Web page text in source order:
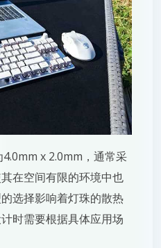
x 2.0mm，通常采
在空间有限的环境中也
选择影响着灯珠的散热
时需要根据具体应用场